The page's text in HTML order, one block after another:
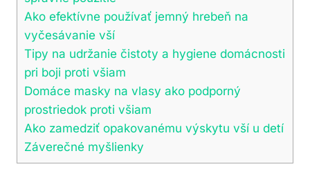
Ako efektívne používať jemný hrebeň na
vyčesávanie vší
Tipy na udržanie čistoty a hygiene domácnosti
pri boji proti všiam
Domáce masky na vlasy ako podporný
prostriedok proti všiam
Ako zamedziť opakovanému výskytu vší u detí
Záverečné myšlienky